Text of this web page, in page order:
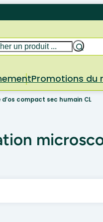
Promotions du
compact sec humain CL